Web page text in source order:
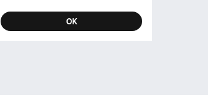
OK